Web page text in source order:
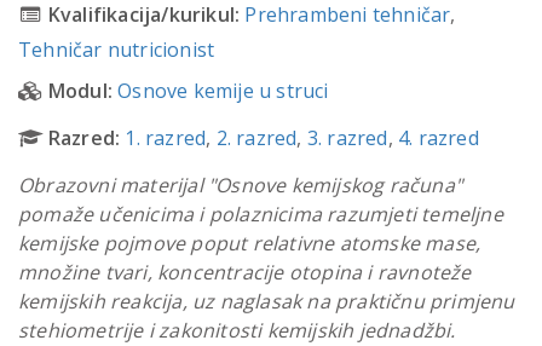
Kvalifikacija/kurikul: Prehrambeni tehničar,
Tehničar nutricionist
Modul: Osnove kemije u struci
Razred: 1. razred, 2. razred, 3. razred, 4. razred
Obrazovni materijal "Osnove kemijskog računa"
pomaže učenicima i polaznicima razumjeti temeljne
kemijske pojmove poput relativne atomske mase,
množine tvari, koncentracije otopina i ravnoteže
kemijskih reakcija, uz naglasak na praktičnu primjenu
stehiometrije i zakonitosti kemijskih jednadžbi.